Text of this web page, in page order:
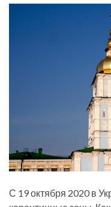
С 19 октября 2020 в